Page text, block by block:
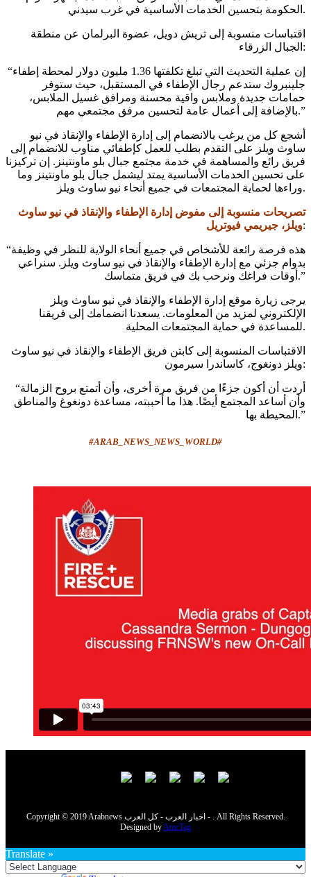
الحكومة بتحسين الخدمات الأساسية في غرب سيدني.
اقتباسات منسوبة إلى تريش دويل، عضوة البرلمان عن منطقة
الجبال الزرقاء:
“إن عملية التحديث التي تبلغ تكلفتها 1.36 مليون دولار لمحطة إطفاء
جلينبروك ستدعم رجال الإطفاء في المستقبل، حيث ستوفر
حمامات جديدة وملابس واقية محسنة ومرافق غسيل الملابس،
بالإضافة إلى أعمال عامة لتحسين مرفق مجتمعي مهم.”
أشجع كل من يرغب بالانضمام إلى إدارة الإطفاء والإنقاذ في نيو
ساوث ويلز على التقدم بطلب للعمل كإطفائي مناوب للانضمام إلى
فريق رائع والمساهمة في خدمة مجتمع جبال بلو ماونتينز. إن تركيزنا
على تحسين الخدمات الأساسية يمتد ليشمل جبال بلو ماونتينز وما
وراءها لحماية المجتمعات في جميع أنحاء نيو ساوث ويلز.
تصريحات منسوبة إلى مفوض إدارة الإطفاء والإنقاذ في نيو ساوث
ويلز، جيريمي فيوتريل:
“هذه فرصة رائعة للأشخاص في جميع أنحاء الولاية للنظر في وظيفة
بدوام جزئي مع إدارة الإطفاء والإنقاذ في نيو ساوث ويلز. سنراعي
أوقات فراغك ونرحب بك في فريق متماسك.”
يرجى زيارة موقع إدارة الإطفاء والإنقاذ في نيو ساوث ويلز
الإلكتروني لمزيد من المعلومات. يسعدنا انضمامك إلى فريقنا
للمساعدة في حماية المجتمعات المحلية.
الاقتباسات المنسوبة إلى كابتن فريق الإطفاء والإنقاذ في نيو ساوث
ويلز دونغوج، كاساندرا سيرمون:
“أردت أن أكون جزءًا من فريق مرة أخرى، وأن أتمتع بروح الزمالة
وأن أساعد المجتمع أيضًا. هذا ما أحببته، مساعدة دونغوغ والمناطق
المحيطة بها.”
#ARAB_NEWS_NEWS_WORLD#
Copyright © 2019 Arabnews اخبار العرب - كل العرب - . All Rights Reserved.
Designed byAmcTag
Translate »